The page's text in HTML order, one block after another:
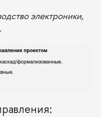
электроники,
.